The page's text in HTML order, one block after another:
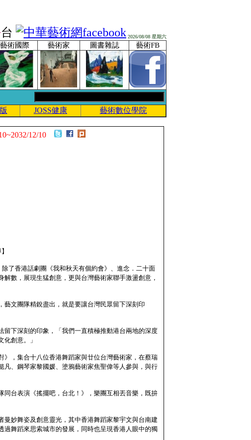
台 2026/08/08 星期六
藝術國際 藝術家 圖書雜誌 藝術FB
JOSS健康
藝術數位學院
12/10
了香港話劇團《我和秋天有個約會》、進念．二十面
數，展現生猛創意，更與台灣藝術家聯手激盪創意，
文團隊精銳盡出，就是要讓台灣民眾留下深刻印
下深刻的印象，「我們一直積極推動港台兩地的深度
創意。」
，集合十八位香港舞蹈家與廿位台灣藝術家，在蔡瑞
凡、鋼琴家黎國媛、塗鴉藝術家焦聖偉等人參與，與行
台表演《搖擺吧，台北！》，樂團互相丟音樂，既拚
妙舞姿及創意靈光，其中香港舞蹈家黎宇文與台南建
舞蹈來思索城市的發展，同時也呈現香港人眼中的獨